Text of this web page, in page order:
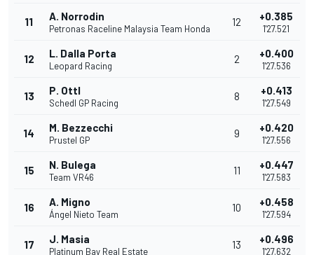
11 A. Norrodin
Petronas Raceline Malaysia Team Honda
12 +0.385
1'27.521
12 L. Dalla Porta
Leopard Racing
2 +0.400
1'27.536
13 P. Ottl
Schedl GP Racing
8 +0.413
1'27.549
14 M. Bezzecchi
Prustel GP
9 +0.420
1'27.556
15 N. Bulega
Team VR46
11 +0.447
1'27.583
16 A. Migno
Ángel Nieto Team
10 +0.458
1'27.594
17 J. Masia
Platinum Bay Real Estate
13 +0.496
1'27.632